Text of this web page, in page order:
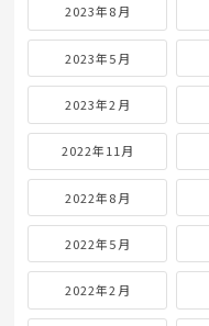
2023年8月
2023年5月
2023年2月
2022年11月
2022年8月
2022年5月
2022年2月